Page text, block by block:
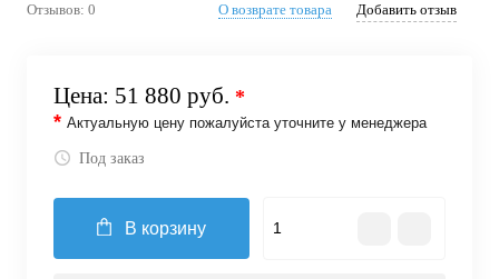
Отзывов: 0 О возврате товара Добавить отзыв
Цена: 51 880 руб. *
* Актуальную цену пожалуйста уточните у менеджера
Под заказ
В корзину